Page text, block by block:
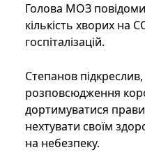
Голова МОЗ
кількість хворих на
госпіталізацій.
Степанов
розповсюдження
дортимуватися
нехтувати своїм
на небезпеку.